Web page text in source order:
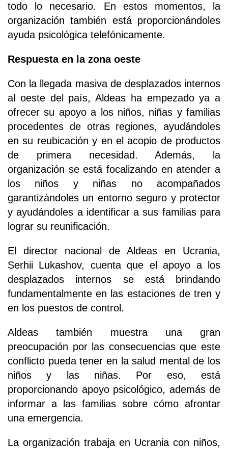
todo lo necesario. En estos momentos, la
organización también está proporcionándoles
ayuda psicológica telefónicamente.
Respuesta en la zona oeste
Con la llegada masiva de desplazados internos
al oeste del país, Aldeas ha empezado ya a
ofrecer su apoyo a los niños, niñas y familias
procedentes de otras regiones, ayudándoles
en su reubicación y en el acopio de productos
de primera necesidad. Además, la
organización se está focalizando en atender a
los niños y niñas no acompañados
garantizándoles un entorno seguro y protector
y ayudándoles a identificar a sus familias para
lograr su reunificación.
El director nacional de Aldeas en Ucrania,
Serhii Lukashov, cuenta que el apoyo a los
desplazados internos se está brindando
fundamentalmente en las estaciones de tren y
en los puestos de control.
Aldeas también muestra una gran
preocupación por las consecuencias que este
conflicto pueda tener en la salud mental de los
niños y las niñas. Por eso, está
proporcionando apoyo psicológico, además de
informar a las familias sobre cómo afrontar
una emergencia.
La organización trabaja en Ucrania con niños,